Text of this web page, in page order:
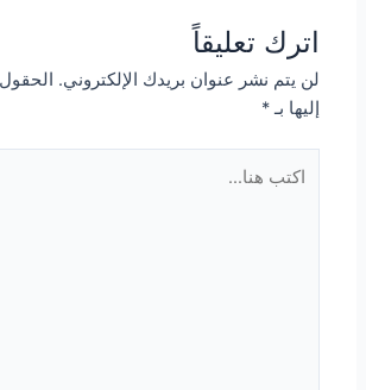
اترك تعليقاً
لن يتم نشر عنوان بريدك الإلكتروني. الحقول
إليها بـ*
هنا...